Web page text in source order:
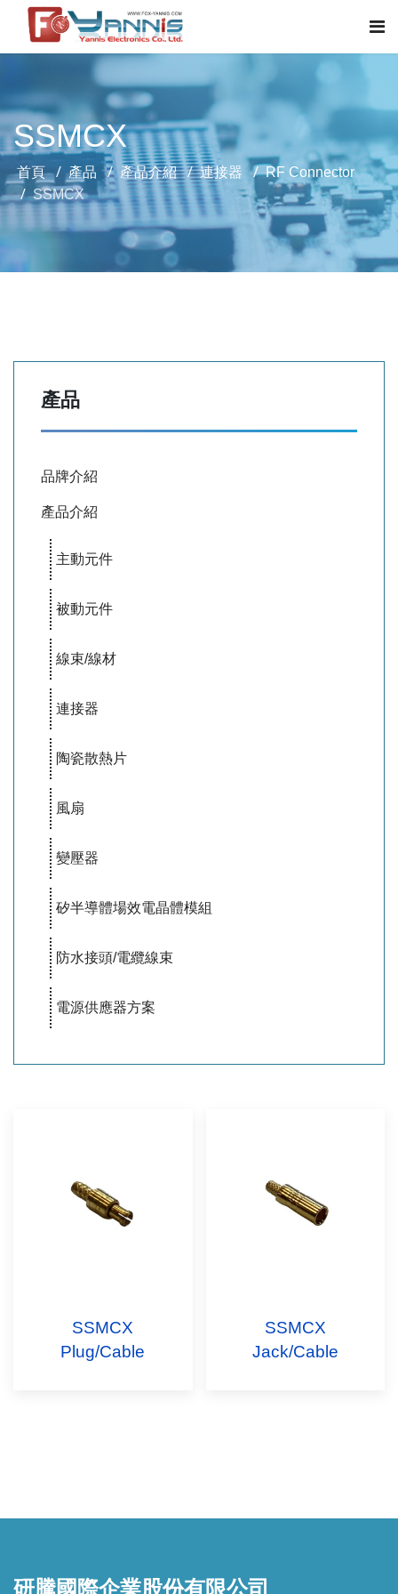
SSMCX
首頁 產品 產品介紹 連接器
RF Connector
SSMCX
產品
品牌介紹
產品介紹
主動元件
被動元件
線束/線材
連接器
陶瓷散熱片
風扇
變壓器
矽半導體場效電晶體模組
防水接頭/電纜線束
電源供應器方案
SSMCX
Plug/Cable
SSMCX
Jack/Cable
研騰國際企業股份有限公司